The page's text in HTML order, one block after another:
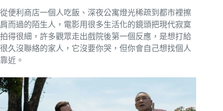
從便利商店一個人吃飯、深夜公寓燈光稀疏到都市裡擦
肩而過的陌生人，電影用很多生活化的鏡頭把現代寂寞
拍得很細，許多觀眾走出戲院後第一個反應，是想打給
很久沒聯絡的家人，它沒要你哭，但你會自己想找個人
靠近。